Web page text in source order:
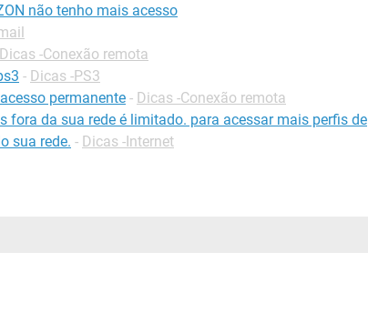
não tenho mais acesso
Dicas -Conexão remota
- Dicas -PS3
permanente - Dicas -Conexão remota
fora da sua rede é limitado. para acessar mais perfis de
sua rede. - Dicas -Internet